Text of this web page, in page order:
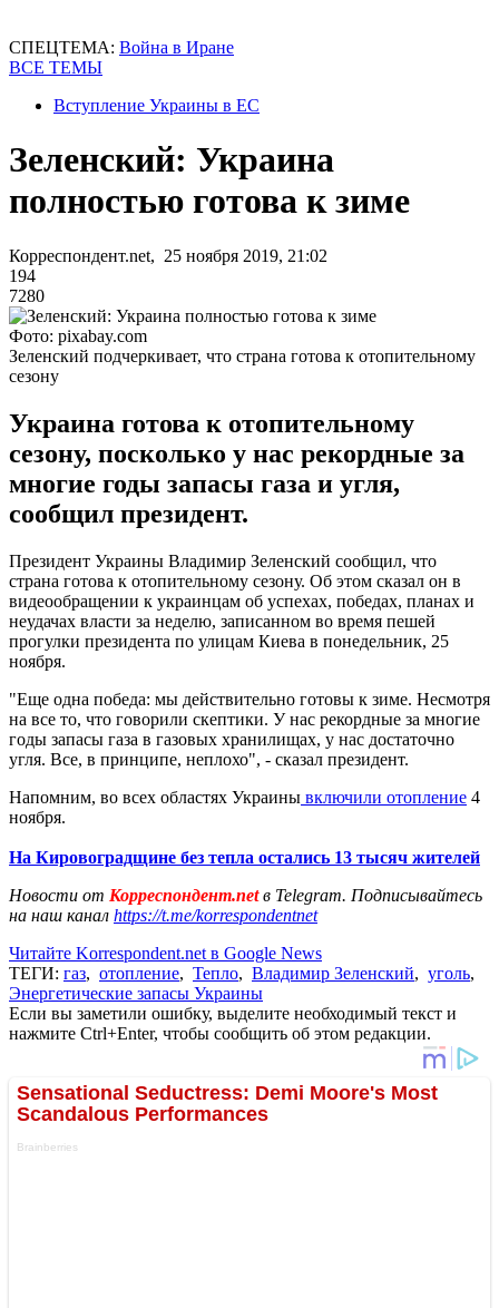
СПЕЦТЕМА: Война в Иране
ВСЕ ТЕМЫ
Вступление Украины в ЕС
Зеленский: Украина
полностью готова к зиме
Корреспондент.net, 25 ноября 2019, 21:02
194
7280
Фото: pixabay.com
Зеленский подчеркивает, что страна готова к отопительному
сезону
Украина готова к отопительному
сезону, посколько у нас рекордные за
многие годы запасы газа и угля,
сообщил президент.
Президент Украины Владимир Зеленский сообщил, что
страна готова к отопительному сезону. Об этом сказал он в
видеообращении к украинцам об успехах, победах, планах и
неудачах власти за неделю, записанном во время пешей
прогулки президента по улицам Киева в понедельник, 25
ноября.
"Еще одна победа: мы действительно готовы к зиме. Несмотря
на все то, что говорили скептики. У нас рекордные за многие
годы запасы газа в газовых хранилищах, у нас достаточно
угля. Все, в принципе, неплохо", - сказал президент.
Напомним, во всех областях Украины включили отопление 4
ноября.
На Кировоградщине без тепла остались 13 тысяч жителей
Новости от Корреспондент.netв Telegram. Подписывайтесь
на наш канал https://t.me/korrespondentnet
Читайте Korrespondent.net в Google News
ТЕГИ: газ, отопление, Тепло, Владимир Зеленский, уголь,
Энергетические запасы Украины
Если вы заметили ошибку, выделите необходимый текст и
нажмите Ctrl+Enter, чтобы сообщить об этом редакции.